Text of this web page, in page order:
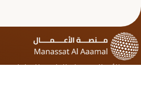
منصة الأعمال جسرك القانوني للتعامل مع